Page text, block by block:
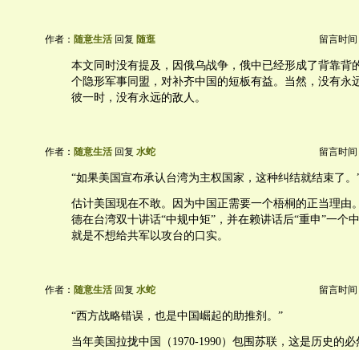
作者： 随意生活 回复 随逛 留言时间
本文同时没有提及，因俄乌战争，俄中已经形成了背靠背
个隐形军事同盟，对补齐中国的短板有益。当然，没有永
彼一时，没有永远的敌人。
作者： 随意生活 回复 水蛇 留言时间
“如果美国宣布承认台湾为主权国家，这种纠结就结束了。
估计美国现在不敢。因为中国正需要一个梧桐的正当理由
德在台湾双十讲话“中规中矩”，并在赖讲话后“重申”一个
就是不想给共军以攻台的口实。
作者： 随意生活 回复 水蛇 留言时间
“西方战略错误，也是中国崛起的助推剂。”
当年美国拉拢中国（1970-1990）包围苏联，这是历史的